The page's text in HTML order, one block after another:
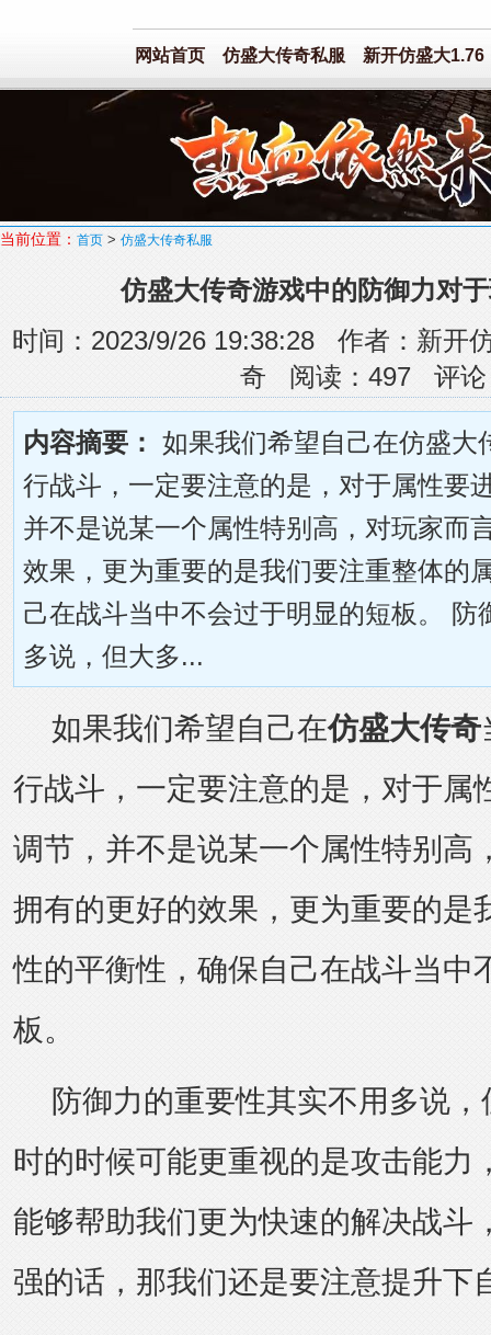
网站首页 仿盛大传奇私服 新开仿盛大1.76
当前位置： 首页 > 仿盛大传奇私服
仿盛大传奇游戏中的防御力对
时间：2023/9/26 19:38:28 作者：新开
奇 阅读： 497 评论
内容摘要： 如果我们希望自己在仿盛大
行战斗，一定要注意的是，对于属性要
并不是说某一个属性特别高，对玩家而
效果，更为重要的是我们要注重整体的
己在战斗当中不会过于明显的短板。 防
多说，但大多...
如果我们希望自己在仿盛大传奇
行战斗，一定要注意的是，对于属
调节，并不是说某一个属性特别高
拥有的更好的效果，更为重要的是
性的平衡性，确保自己在战斗当中
板。
防御力的重要性其实不用多说，
时的时候可能更重视的是攻击能力
能够帮助我们更为快速的解决战斗
强的话，那我们还是要注意提升下